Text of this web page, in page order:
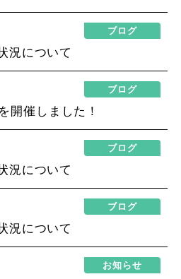
ブログ
況について
ブログ
開催しました！
ブログ
況について
ブログ
況について
お知らせ